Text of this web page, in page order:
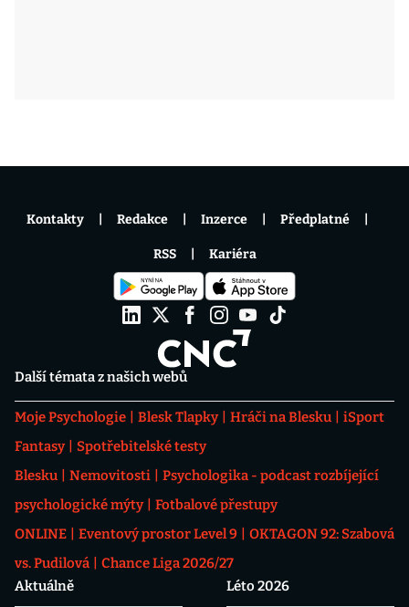
Další témata z našich webů
Moje Psychologie Blesk Tlapky Hráči na Blesku
iSport
Fantasy
Spotřebitelské testy
Blesku
Nemovitosti
Psychologika - podcast rozbíjející
psychologické mýty
Fotbalové přestupy
ONLINE
Eventový prostor Level 9
OKTAGON 92: Szabová
vs. Pudilová
Chance Liga 2026/27
Aktuálně
Léto 2026
Kontakty Redakce Inzerce Předplatné
RSS Kariéra